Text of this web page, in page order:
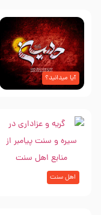
آیا میدانید؟
اهل سنت